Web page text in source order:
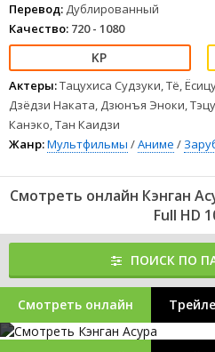
Перевод: Дублированный
Качество: 720 - 1080
Актеры:Тацухиса Судзуки, Тё,
Дзёдзи Наката, Дзюнъя Эноки,
Канэко, Тан Каидзи
Жанр:Мультфильмы /Аниме /
Смотреть онлайн Кэнган
Full HD
ПОИСК ПО
Смотреть онлайн